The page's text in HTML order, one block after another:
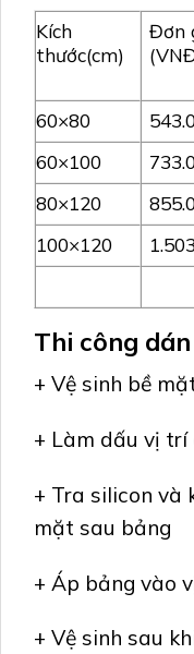
Kích
thước(cm)
Đơn
60×80
60×100
80×120
100×120
Thi công
+ Vệ sinh bề
+ Làm dấu vị
+ Tra silicon và
mặt sau bảng
+ Áp bảng vào
+ Vệ sinh sau